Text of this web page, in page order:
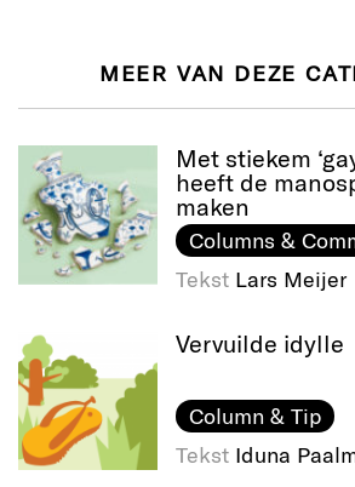
MEER VAN DEZE
Met stiekem
heeft de
maken
Columns &
Tekst Lars Meijer
Vervuilde idylle
Column & Tip
Tekst Iduna